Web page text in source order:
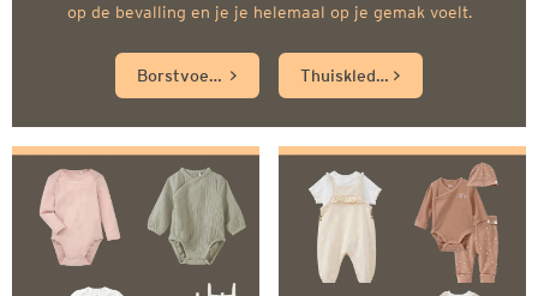
op de bevalling en je je helemaal op je gemak voelt.
Borstvoedingskleding Thuiskleding